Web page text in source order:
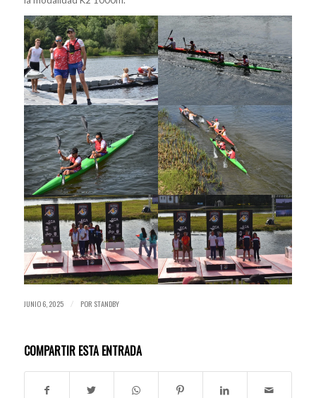
JUNIO 6, 2025 / POR STANDBY
COMPARTIR ESTA ENTRADA